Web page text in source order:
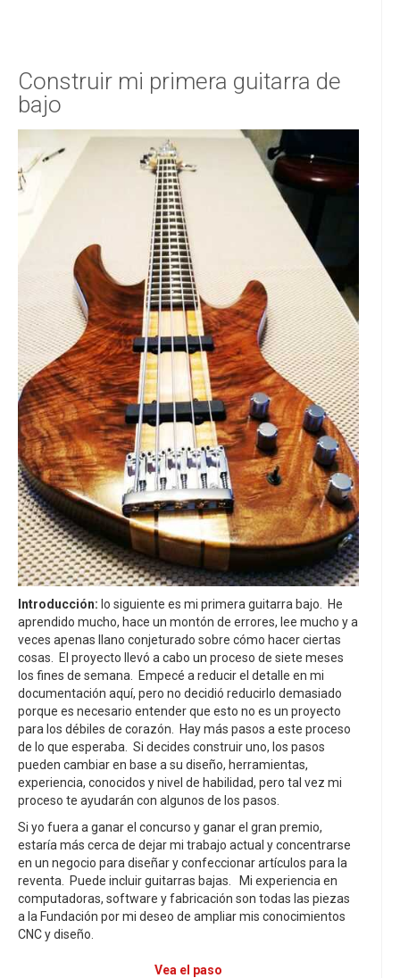
Construir mi primera guitarra de
bajo
Introducción: lo siguiente es mi primera guitarra bajo. He
aprendido mucho, hace un montón de errores, lee mucho y a
veces apenas llano conjeturado sobre cómo hacer ciertas
cosas. El proyecto llevó a cabo un proceso de siete meses
los fines de semana. Empecé a reducir el detalle en mi
documentación aquí, pero no decidió reducirlo demasiado
porque es necesario entender que esto no es un proyecto
para los débiles de corazón. Hay más pasos a este proceso
de lo que esperaba. Si decides construir uno, los pasos
pueden cambiar en base a su diseño, herramientas,
experiencia, conocidos y nivel de habilidad, pero tal vez mi
proceso te ayudarán con algunos de los pasos.
Si yo fuera a ganar el concurso y ganar el gran premio,
estaría más cerca de dejar mi trabajo actual y concentrarse
en un negocio para diseñar y confeccionar artículos para la
reventa. Puede incluir guitarras bajas. Mi experiencia en
computadoras, software y fabricación son todas las piezas
a la Fundación por mi deseo de ampliar mis conocimientos
CNC y diseño.
Vea el paso